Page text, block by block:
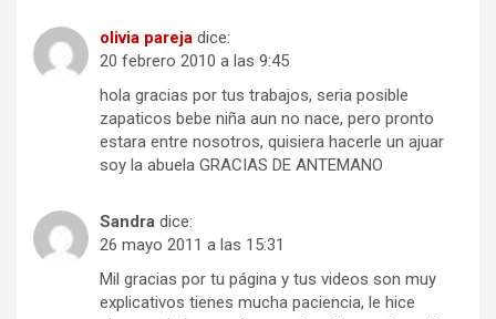
olivia pareja dice:
20 febrero 2010 a las 9:45
hola gracias por tus trabajos, seria posible
zapaticos bebe niña aun no nace, pero pronto
estara entre nosotros, quisiera hacerle un ajuar
soy la abuela GRACIAS DE ANTEMANO
Sandra dice:
26 mayo 2011 a las 15:31
Mil gracias por tu página y tus videos son muy
explicativos tienes mucha paciencia, le hice